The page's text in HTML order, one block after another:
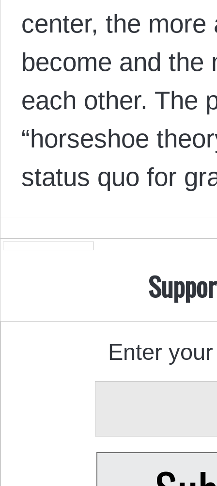
center, the
become and the
each other. The
“horseshoe
status quo for
Enter